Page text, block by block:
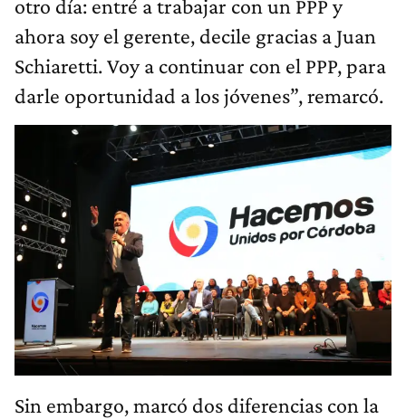
otro día: entré a trabajar con un PPP y
ahora soy el gerente, decile gracias a Juan
Schiaretti. Voy a continuar con el PPP, para
darle oportunidad a los jóvenes”, remarcó.
Sin embargo, marcó dos diferencias con la